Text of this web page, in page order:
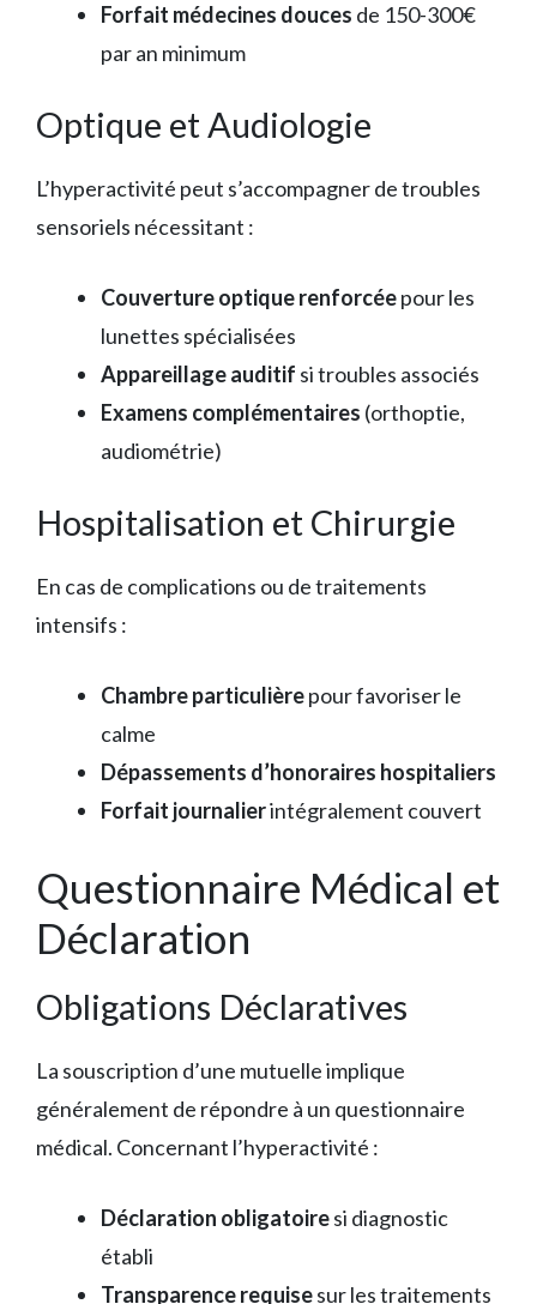
Forfait médecines douces de 150-300€
par an minimum
Optique et Audiologie
L’hyperactivité peut s’accompagner de troubles
sensoriels nécessitant :
Couverture optique renforcéepour les
lunettes spécialisées
Appareillage auditif si troubles associés
Examens complémentaires (orthoptie,
audiométrie)
Hospitalisation et Chirurgie
En cas de complications ou de traitements
intensifs :
Chambre particulièrepour favoriser le
calme
Dépassements d’honoraires hospitaliers
Forfait journalierintégralement couvert
Questionnaire Médical et
Déclaration
Obligations Déclaratives
La souscription d’une mutuelle implique
généralement de répondre à un questionnaire
médical. Concernant l’hyperactivité :
Déclaration obligatoiresi diagnostic
établi
Transparence requisesur les traitements